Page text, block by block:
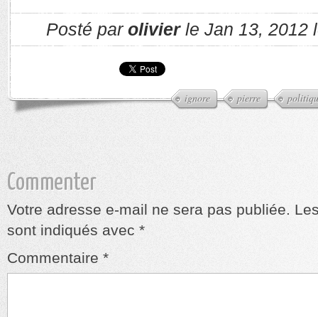
Posté par olivierle Jan 13, 2012
ignore pierre
Commenter
Votre adresse e-mail ne sera pas publiée.
sont indiqués avec *
Commentaire *